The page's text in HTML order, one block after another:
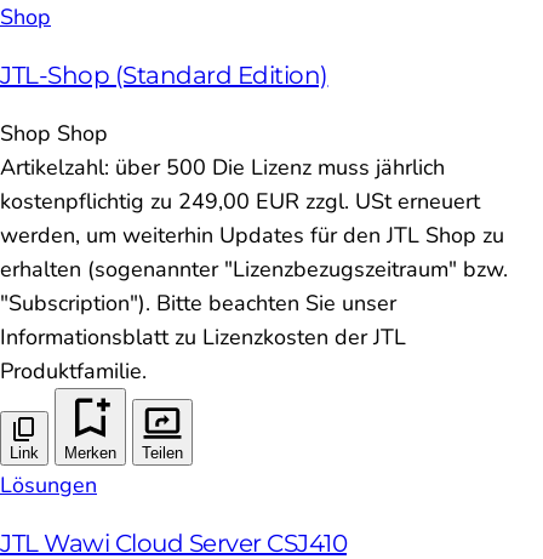
Shop
JTL-Shop (Standard Edition)
Shop Shop
Artikelzahl: über 500 Die Lizenz muss jährlich
kostenpflichtig zu 249,00 EUR zzgl. USt erneuert
werden, um weiterhin Updates für den JTL Shop zu
erhalten (sogenannter "Lizenzbezugszeitraum" bzw.
"Subscription"). Bitte beachten Sie unser
Informationsblatt zu Lizenzkosten der JTL
Produktfamilie.
Link Merken Teilen
Lösungen
JTL Wawi Cloud Server CSJ410